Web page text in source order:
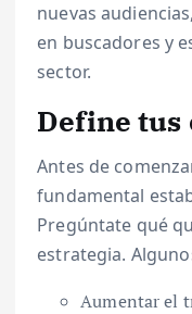
nuevas
en buscadores y
sector.
Define tus
Antes de
fundamental
Pregúntate qué
estrategia.
Aumentar el